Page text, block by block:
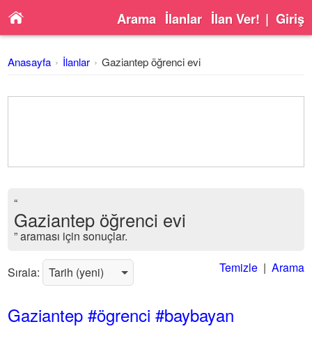
Arama İlanlar İlan Ver! | Giriş
Anasayfa İlanlar Gaziantep öğrenci evi
“
Gaziantep öğrenci evi
” araması için sonuçlar.
Sırala: Temizle| Arama
Gaziantep #ögrenci #baybayan